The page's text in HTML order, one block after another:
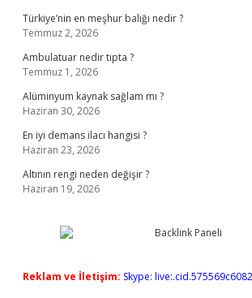
Türkiye’nin en meşhur balığı nedir ?
Temmuz 2, 2026
Ambulatuar nedir tıpta ?
Temmuz 1, 2026
Alüminyum kaynak sağlam mı ?
Haziran 30, 2026
En iyi demans ilacı hangisi ?
Haziran 23, 2026
Altının rengi neden değişir ?
Haziran 19, 2026
Reklam ve İletişim: Skype: